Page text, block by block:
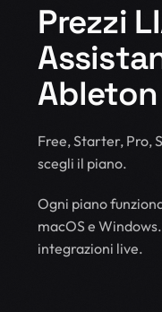
Prezzi
Free, Starter, Pro,
scegli il piano.
Ogni piano
macOS e
integrazioni live.